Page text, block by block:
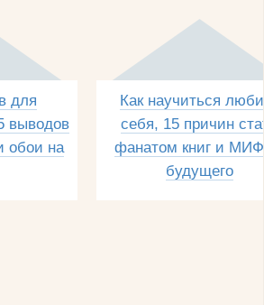
для
выводов
обои на
Как научиться
себя, 15 причин
фанатом книг и
будущего